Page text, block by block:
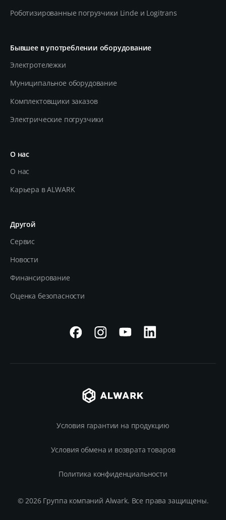
Роботизированные погрузчики Linde и Logitrans
Бывшее в употреблении оборудование
Электротележки
Муниципальное оборудование
Комплектовщики заказов
Электрические погрузчики
О нас
О нас
Карьера в ALWARK
Другой
Сервис
Новости
Финансирование
Оценка безопасности
© 2026 Группа компаний Alwark. Все права защищены.
Условия гарантии на продукцию
Условия обмена и возврата товаров
Политика конфиденциальности